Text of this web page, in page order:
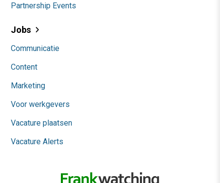
Partnership Events
Jobs
Communicatie
Content
Marketing
Voor werkgevers
Vacature plaatsen
Vacature Alerts